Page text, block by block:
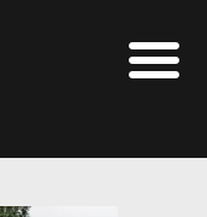
FRANCE